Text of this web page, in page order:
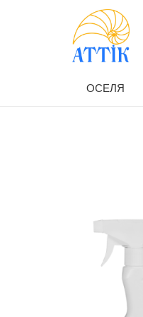
ОСЕЛЯ